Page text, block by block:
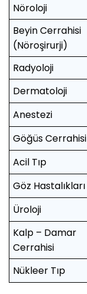
Nöroloji
Beyin Cerrahisi
(Nöroşirurji)
Radyoloji
Dermatoloji
Anestezi
Göğüs Cerrahisi
Acil Tıp
Göz Hastalıkları
Üroloji
Kalp – Damar
Cerrahisi
Nükleer Tıp